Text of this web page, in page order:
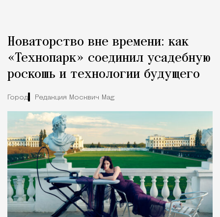
Новаторство вне времени: как
«Технопарк» соединил усадебную
роскошь и технологии будущего
Город Редакция Москвич Mag